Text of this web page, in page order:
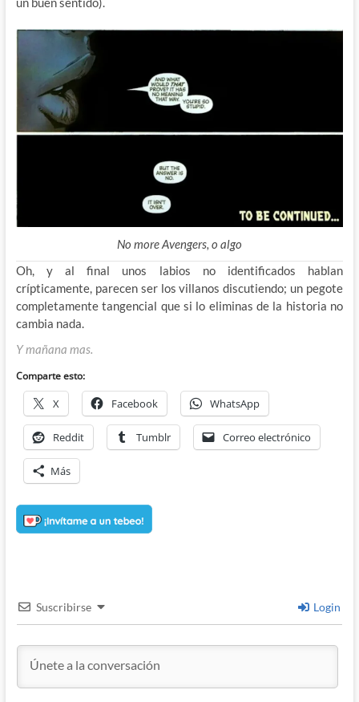
No more Avengers, o algo
Oh, y al final unos labios no identificados hablan
crípticamente, parecen ser los villanos discutiendo; un pegote
completamente tangencial que si lo eliminas de la historia no
cambia nada.
Y mañana mas.
Comparte esto:
X Facebook WhatsApp
Reddit Tumblr Correo electrónico
Más
Suscribirse Login